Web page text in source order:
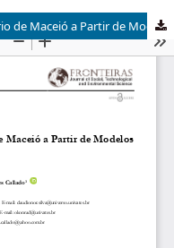
Geração de Biogás no Aterro Sanitário de Maceió a Partir de Modelos Empíricos